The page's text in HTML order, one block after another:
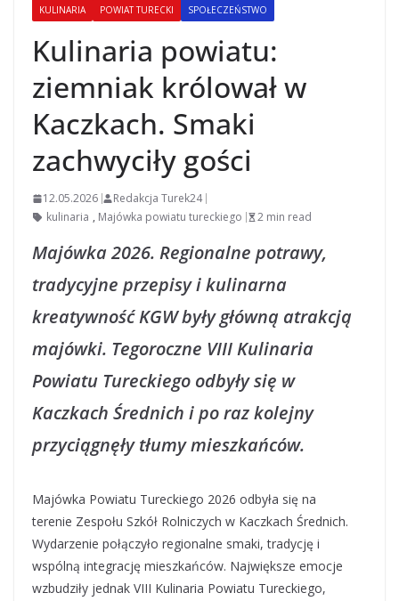
KULINARIA POWIAT TURECKI SPOŁECZEŃSTWO
Kulinaria powiatu:
ziemniak królował w
Kaczkach. Smaki
zachwyciły gości
12.05.2026
Redakcja Turek24
kulinaria , Majówka powiatu tureckiego 2 min read
Majówka 2026. Regionalne potrawy,
tradycyjne przepisy i kulinarna
kreatywność KGW były główną atrakcją
majówki. Tegoroczne VIII Kulinaria
Powiatu Tureckiego odbyły się w
Kaczkach Średnich i po raz kolejny
przyciągnęły tłumy mieszkańców.
Majówka Powiatu Tureckiego 2026 odbyła się na
terenie Zespołu Szkół Rolniczych w Kaczkach Średnich.
Wydarzenie połączyło regionalne smaki, tradycję i
wspólną integrację mieszkańców. Największe emocje
wzbudziły jednak VIII Kulinaria Powiatu Tureckiego,